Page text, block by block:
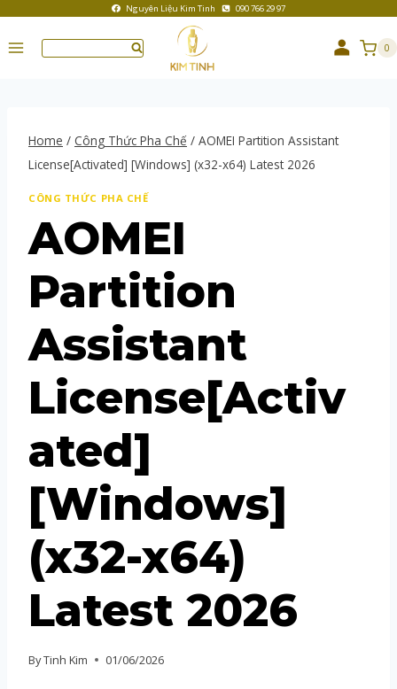
Nguyên Liệu Kim Tinh 090 766 29 97
0
Home / Công Thức Pha Chế / AOMEI Partition Assistant
License[Activated] [Windows] (x32-x64) Latest 2026
CÔNG THỨC PHA CHẾ
AOMEI
Partition
Assistant
License[Activ
ated]
[Windows]
(x32-x64)
Latest 2026
ByTinh Kim 01/06/2026